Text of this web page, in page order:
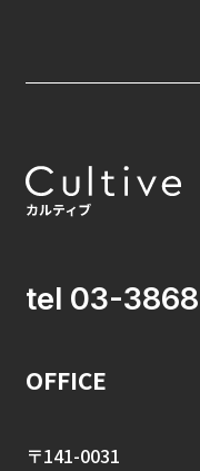
tel 03-
OFFICE
〒141-0031